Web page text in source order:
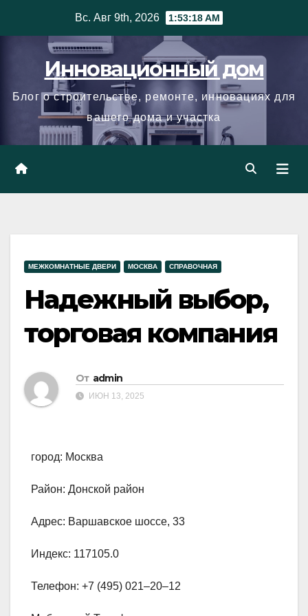
Вс. Авг 9th, 2026 1:53:18 AM
Инновационный дом
Блог о строительстве, ремонте, инновациях для
вашего дома и участка
МЕЖКОМНАТНЫЕ ДВЕРИ МОСКВА СПРАВОЧНАЯ
Надежный выбор,
торговая компания
От admin
ИЮН 13, 2025
город: Москва
Район: Донской район
Адрес: Варшавское шоссе, 33
Индекс: 117105.0
Телефон: +7 (495) 021‒20‒12